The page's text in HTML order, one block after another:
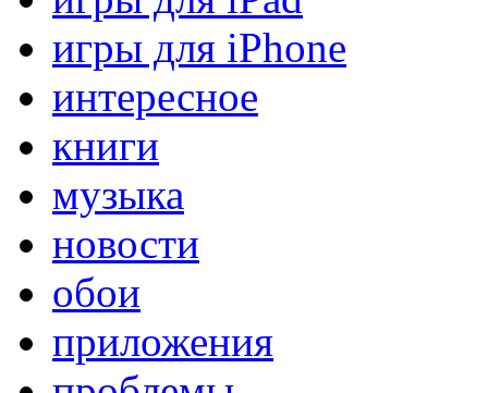
игры для iPhone
интересное
книги
музыка
новости
обои
приложения